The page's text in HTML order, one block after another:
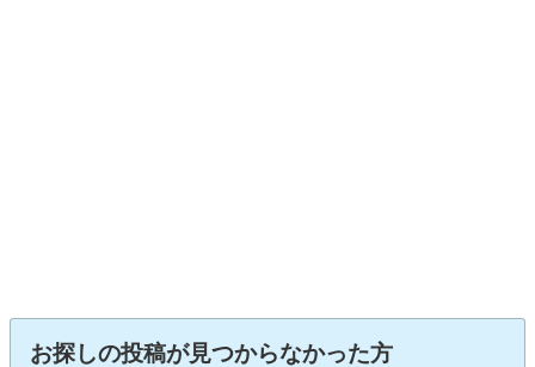
お探しの投稿が見つからなかった方